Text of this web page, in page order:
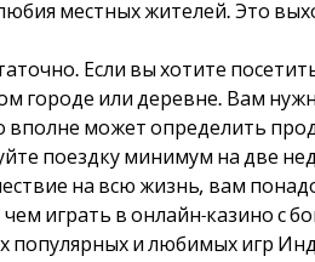
местных жителей. Это
Если вы хотите
городе или деревне. Вам
вполне может определить
поездку минимум на две
на всю жизнь, вам
играть в онлайн-казино с
популярных и любимых игр